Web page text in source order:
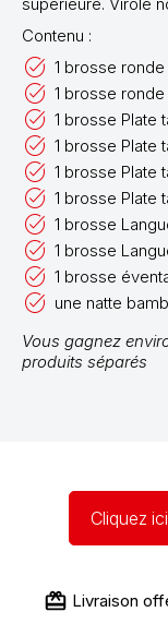
Contenu :
1 brosse ronde
1 brosse ronde
1 brosse Plate
1 brosse Plate
1 brosse Plate
1 brosse Plate
1 brosse
1 brosse
1 brosse
une natte
Vous gagnez
produits séparés
Cliquez
Livraison